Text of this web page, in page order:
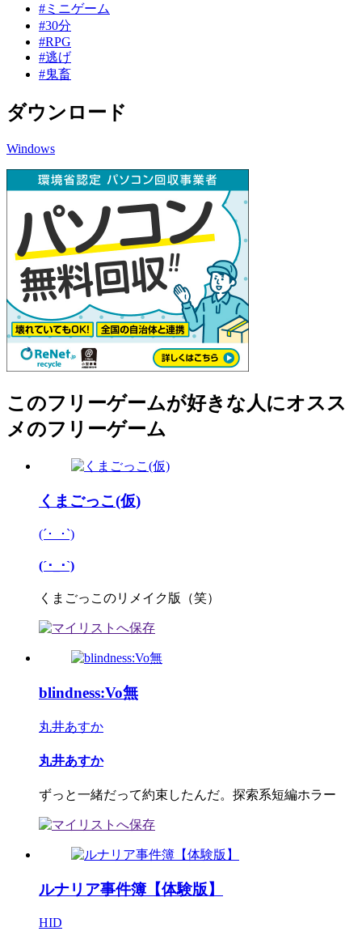
#ミニゲーム
#30分
#RPG
#逃げ
#鬼畜
ダウンロード
Windows
このフリーゲームが好きな人にオスス
メのフリーゲーム
くまごっこ(仮)
(´･_･`)
(´･_･`)
くまごっこのリメイク版（笑）
blindness:Vo無
丸井あすか
丸井あすか
ずっと一緒だって約束したんだ。探索系短編ホラー
ルナリア事件簿【体験版】
HID